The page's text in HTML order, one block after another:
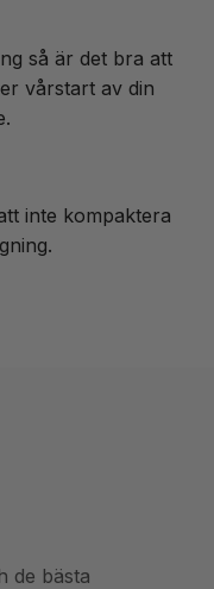
så är det bra att
vårstart av din
inte kompaktera
de bästa